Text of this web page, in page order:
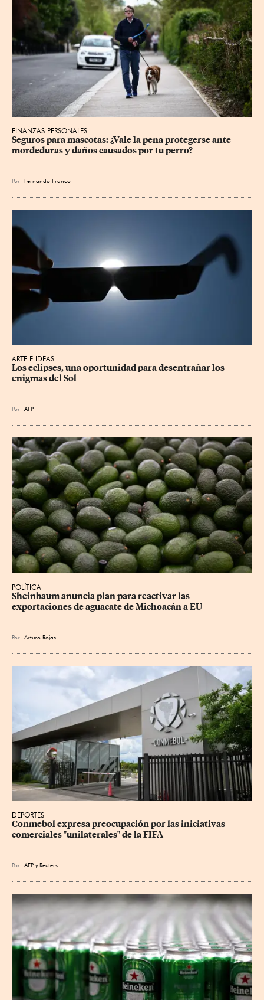
FINANZAS PERSONALES
Seguros para mascotas: ¿Vale la pena protegerse ante
mordeduras y daños causados por tu perro?
Por Fernando Franco
ARTE E IDEAS
Los eclipses, una oportunidad para desentrañar los
enigmas del Sol
Por AFP
POLÍTICA
Sheinbaum anuncia plan para reactivar las
exportaciones de aguacate de Michoacán a EU
Por Arturo Rojas
DEPORTES
Conmebol expresa preocupación por las iniciativas
comerciales "unilaterales" de la FIFA
Por AFP yReuters